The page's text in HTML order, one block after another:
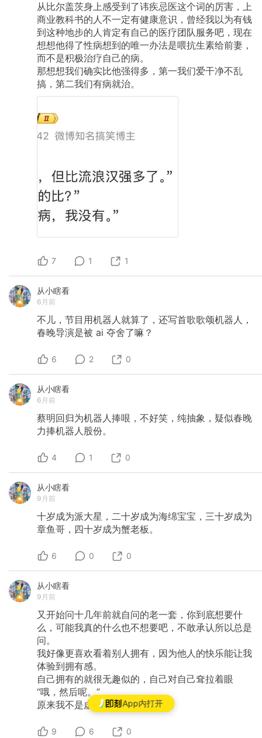
App内打开
从比尔盖茨身上感受到了讳疾忌医这个词的厉害，上
商业教科书的人不一定有健康意识，曾经我以为有钱
到这种地步的人肯定有自己的医疗团队服务吧，现在
想想他得了性病想到的唯一办法是喂抗生素给前妻，
而不是积极治疗自己的病。
那想想我们确实比他强得多，第一我们爱干净不乱
搞，第二我们有病就治。
7 1 1
从小瞎看
6月前
不儿，节目用机器人就算了，还写首歌歌颂机器人，
春晚导演是被 ai 夺舍了嘛？
6 2 0
从小瞎看
6月前
蔡明回归为机器人捧哏，不好笑，纯抽象，疑似春晚
力捧机器人股份。
4 1 0
从小瞎看
9月前
十岁成为派大星，二十岁成为海绵宝宝，三十岁成为
章鱼哥，四十岁成为蟹老板。
6 0 0
从小瞎看
9月前
又开始问十几年前就自问的老一套，你到底想要什
么，可能我真的什么也不想要吧，不敢承认所以总是
问。
我好像更喜欢看着别人拥有，因为他人的快乐能让我
体验到拥有感。
自己拥有的就很无趣似的，自己对自己耷拉着眼
“哦，然后呢。”
原来我不是虚无主义，我本虚无。
9 6 0